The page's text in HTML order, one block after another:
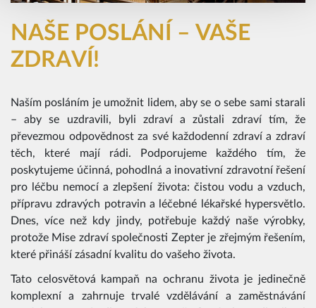
NAŠE POSLÁNÍ – VAŠE
ZDRAVÍ!
Naším posláním je umožnit lidem, aby se o sebe sami starali
– aby se uzdravili, byli zdraví a zůstali zdraví tím, že
převezmou odpovědnost za své každodenní zdraví a zdraví
těch, které mají rádi. Podporujeme každého tím, že
poskytujeme účinná, pohodlná a inovativní zdravotní řešení
pro léčbu nemocí a zlepšení života: čistou vodu a vzduch,
přípravu zdravých potravin a léčebné lékařské hypersvětlo.
Dnes, více než kdy jindy, potřebuje každý naše výrobky,
protože Mise zdraví společnosti Zepter je zřejmým řešením,
které přináší zásadní kvalitu do vašeho života.
Tato celosvětová kampaň na ochranu života je jedinečně
komplexní a zahrnuje trvalé vzdělávání a zaměstnávání